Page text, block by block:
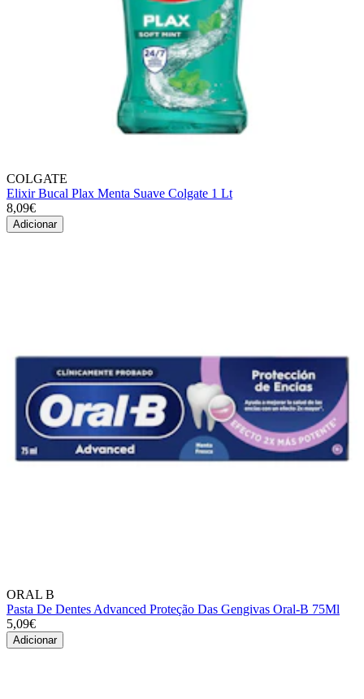
COLGATE
Elixir Bucal Plax Menta Suave Colgate 1 Lt
8,09€
Adicionar
ORAL B
Pasta De Dentes Advanced Proteção Das Gengivas Oral-B 75Ml
5,09€
Adicionar